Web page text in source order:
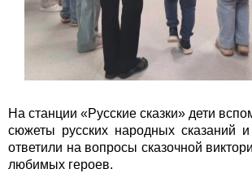
На станции «Русские сказки» дети
сюжеты русских народных сказаний
ответили на вопросы сказочной
любимых героев.